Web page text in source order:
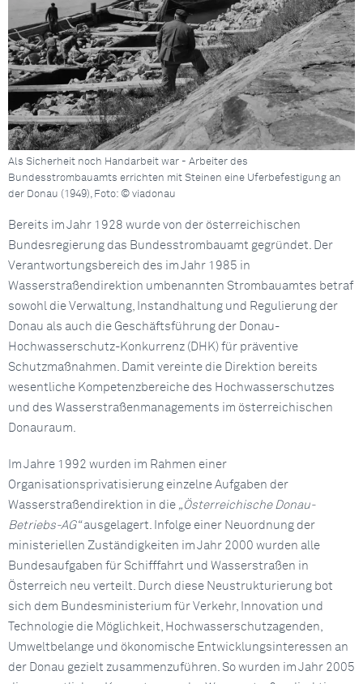
Als Sicherheit noch Handarbeit war - Arbeiter des
Bundesstrombauamts errichten mit Steinen eine Uferbefestigung an
der Donau (1949), Foto: © viadonau
Bereits im Jahr 1928 wurde von der österreichischen
Bundesregierung das Bundesstrombauamt gegründet. Der
Verantwortungsbereich des im Jahr 1985 in
Wasserstraßendirektion umbenannten Strombauamtes betraf
sowohl die Verwaltung, Instandhaltung und Regulierung der
Donau als auch die Geschäftsführung der Donau-
Hochwasserschutz-Konkurrenz (DHK) für präventive
Schutzmaßnahmen. Damit vereinte die Direktion bereits
wesentliche Kompetenzbereiche des Hochwasserschutzes
und des Wasserstraßenmanagements im österreichischen
Donauraum.
Im Jahre 1992 wurden im Rahmen einer
Organisationsprivatisierung einzelne Aufgaben der
Wasserstraßendirektion in die „Österreichische Donau-
Betriebs-AG“ausgelagert. Infolge einer Neuordnung der
ministeriellen Zuständigkeiten im Jahr 2000 wurden alle
Bundesaufgaben für Schifffahrt und Wasserstraßen in
Österreich neu verteilt. Durch diese Neustrukturierung bot
sich dem Bundesministerium für Verkehr, Innovation und
Technologie die Möglichkeit, Hochwasserschutzagenden,
Umweltbelange und ökonomische Entwicklungsinteressen an
der Donau gezielt zusammenzuführen. So wurden im Jahr 2005